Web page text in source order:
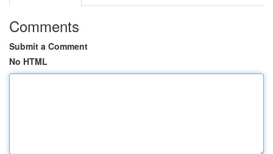
Comments
Submit a Comment
No HTML